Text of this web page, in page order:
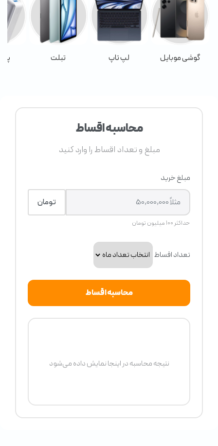
گوشی موبایل لپ تاپ تبلت
محاسبه اقساط
مبلغ و تعداد اقساط را وارد کنید
مبلغ خرید
تومان
حداکثر ۱۰۰ میلیون تومان
تعداد اقساط
محاسبه اقساط
نتیجه محاسبه در اینجا نمایش داده می‌شود